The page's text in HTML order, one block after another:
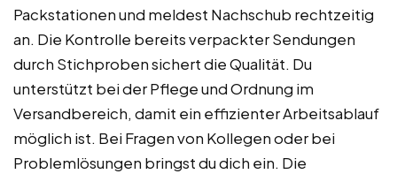
Packstationen und meldest Nachschub rechtzeitig
an. Die Kontrolle bereits verpackter Sendungen
durch Stichproben sichert die Qualität. Du
unterstützt bei der Pflege und Ordnung im
Versandbereich, damit ein effizienter Arbeitsablauf
möglich ist. Bei Fragen von Kollegen oder bei
Problemlösungen bringst du dich ein. Die